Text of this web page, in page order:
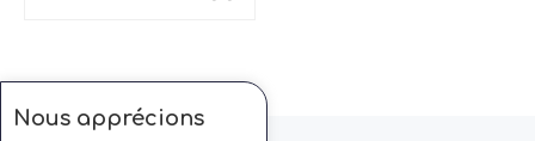
Nous apprécions